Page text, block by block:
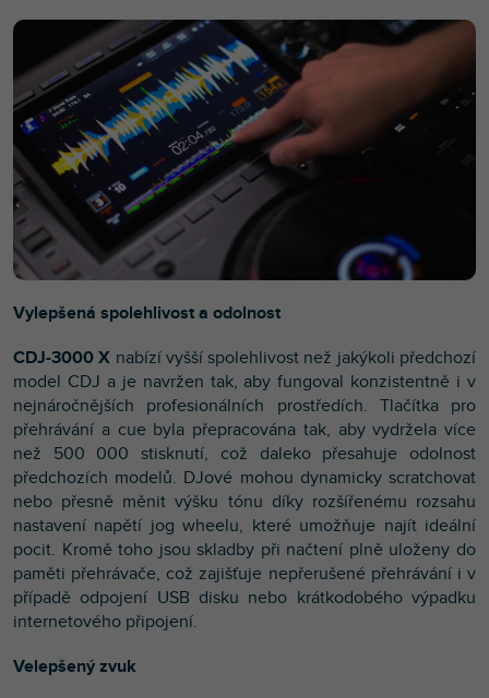
Vylepšená spolehlivost a odolnost
CDJ-3000 X nabízí vyšší spolehlivost než jakýkoli předchozí
model CDJ a je navržen tak, aby fungoval konzistentně i v
nejnáročnějších profesionálních prostředích. Tlačítka pro
přehrávání a cue byla přepracována tak, aby vydržela více
než 500 000 stisknutí, což daleko přesahuje odolnost
předchozích modelů. DJové mohou dynamicky scratchovat
nebo přesně měnit výšku tónu díky rozšířenému rozsahu
nastavení napětí jog wheelu, které umožňuje najít ideální
pocit. Kromě toho jsou skladby při načtení plně uloženy do
paměti přehrávače, což zajišťuje nepřerušené přehrávání i v
případě odpojení USB disku nebo krátkodobého výpadku
internetového připojení.
Velepšený zvuk